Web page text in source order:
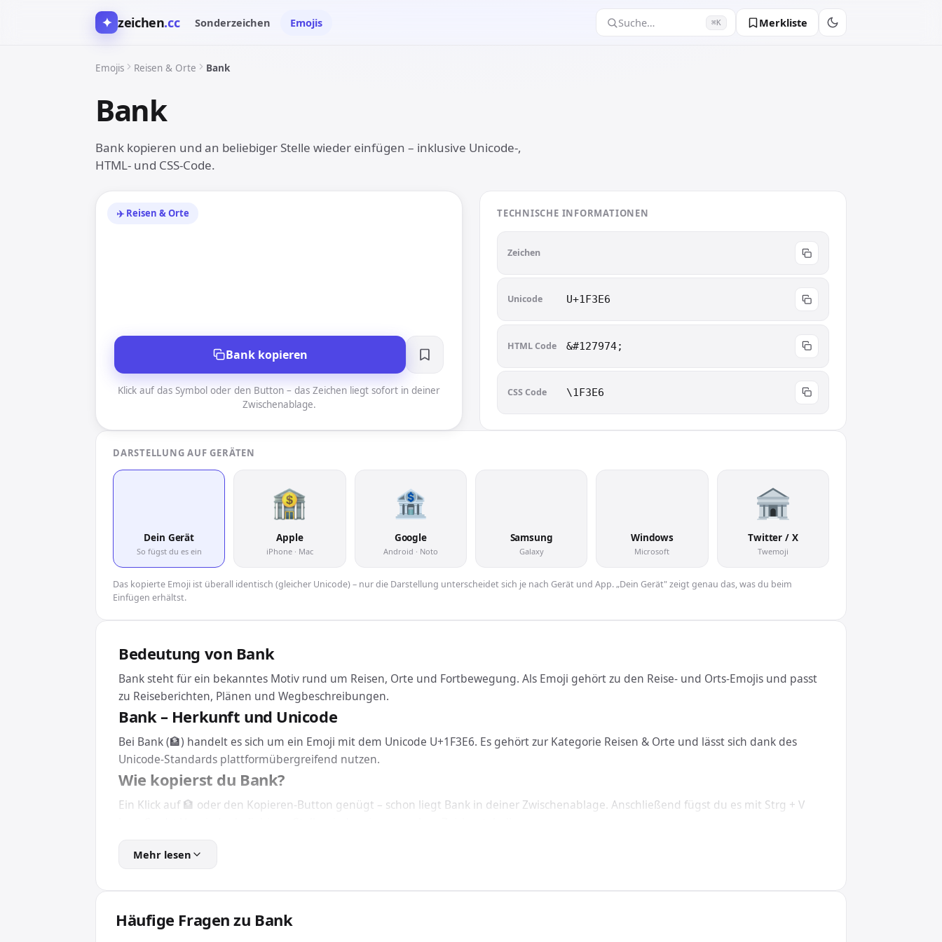
✦ zeichen.cc Sonderzeichen Emojis Suche… ⌘K Merkliste
Emojis Reisen & Orte Bank
Bank🏦
Bank kopieren und an beliebiger Stelle wieder einfügen – inklusive Unicode-,
HTML- und CSS-Code.
✈️ Reisen & Orte
Bank kopieren
Klick auf das Symbol oder den Button – das Zeichen liegt sofort in deiner
Zwischenablage.
TECHNISCHE INFORMATIONEN
Zeichen
Unicode U+1F3E6
HTML Code &#127974;
CSS Code \1F3E6
DARSTELLUNG AUF GERÄTEN
Dein Gerät
So fügst du es ein
Apple
iPhone · Mac
Google
Android · Noto
Samsung
Galaxy
Windows
Microsoft
Twitter / X
Twemoji
Das kopierte Emoji ist überall identisch (gleicher Unicode) – nur die Darstellung unterscheidet sich je nach Gerät und App. „Dein Gerät" zeigt genau das, was du beim
Einfügen erhältst.
Bedeutung von Bank
Bank steht für ein bekanntes Motiv rund um Reisen, Orte und Fortbewegung. Als Emoji gehört zu den Reise- und Orts-Emojis und passt
zu Reiseberichten, Plänen und Wegbeschreibungen.
Bank – Herkunft und Unicode
Bei Bank (🏦) handelt es sich um ein Emoji mit dem Unicode U+1F3E6. Es gehört zur Kategorie Reisen & Orte und lässt sich dank des
Unicode-Standards plattformübergreifend nutzen.
Wie kopierst du Bank?
Ein Klick auf 🏦 oder den Kopieren-Button genügt – schon liegt Bank in deiner Zwischenablage. Anschließend fügst du es mit Strg + V
Eine Installation brauchst du dafür nicht: Bank funktioniert geräteübergreifend auf Windows, macOS, Linux, iOS und Android.
das Emoji unabhängig von der installierten Schriftart korrekt dargestellt.
Wofür wird Bank verwendet?
Mehr lesen
Häufige Fragen zu Bank